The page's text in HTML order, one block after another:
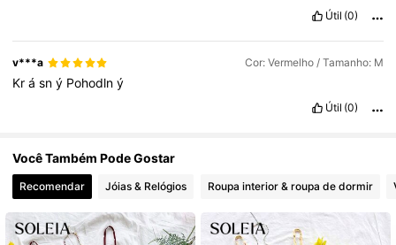
4,82 2.4M Seguidores
4,82 2.4M Seguidores
Útil (0)
v***a Cor: Vermelho / Tamanho: M
Krásný Pohodlný
Útil (0)
Você Também Pode Gostar
Recomendar Jóias & Relógios Roupa interior & roupa de dormir